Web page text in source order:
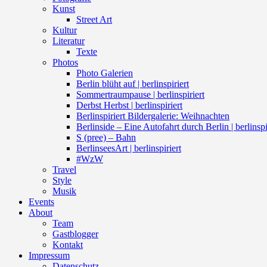
Kunst
Street Art
Kultur
Literatur
Texte
Photos
Photo Galerien
Berlin blüht auf | berlinspiriert
Sommertraumpause | berlinspiriert
Derbst Herbst | berlinspiriert
Berlinspiriert Bildergalerie: Weihnachten
Berlinside – Eine Autofahrt durch Berlin |
S (pree) – Bahn
BerlinseesArt | berlinspiriert
#WzW
Travel
Style
Musik
Events
About
Team
Gastblogger
Kontakt
Impressum